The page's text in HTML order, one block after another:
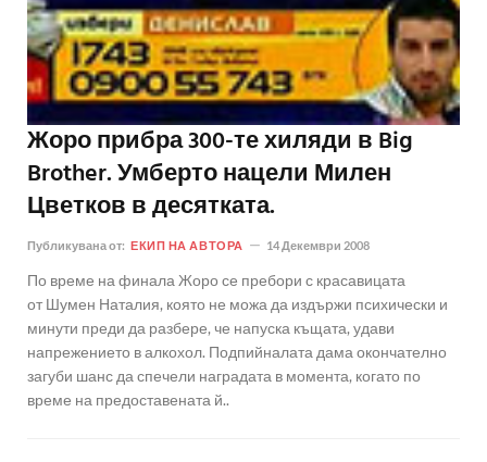
Жоро прибра 300-те хиляди в Big
Brother. Умберто нацели Милен
Цветков в десятката.
Публикувана от: ЕКИП НА АВТОРА 14 Декември 2008
По време на финала Жоро се пребори с красавицата
от Шумен Наталия, която не можа да издържи психически и
минути преди да разбере, че напуска къщата, удави
напрежението в алкохол. Подпийналата дама окончателно
загуби шанс да спечели наградата в момента, когато по
време на предоставената й..